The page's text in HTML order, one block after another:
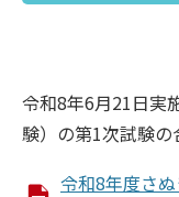
令和8年6月21日実
験）の第1次試験の
令和8年度さ